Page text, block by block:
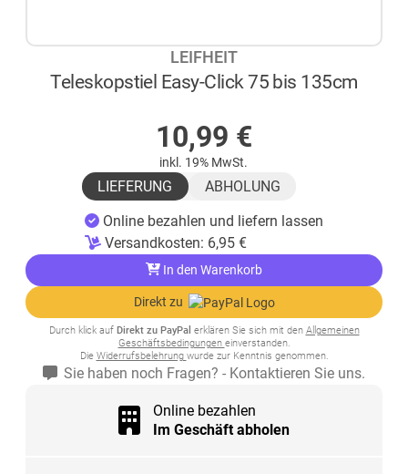
LEIFHEIT
Teleskopstiel Easy-Click 75 bis 135cm
10,99 €
inkl. 19% MwSt.
LIEFERUNG ABHOLUNG
Online bezahlen und liefern lassen
Versandkosten: 6,95 €
In den Warenkorb
Direkt zu
Durch klick auf Direkt zu PayPal erklären Sie sich mit den Allgemeinen
Geschäftsbedingungen einverstanden.
Die Widerrufsbelehrung wurde zur Kenntnis genommen.
Sie haben noch Fragen? - Kontaktieren Sie uns.
Online bezahlen
Im Geschäft abholen